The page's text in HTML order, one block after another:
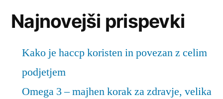
Najnovejši prispevki
Kako je haccp koristen in povezan z celim
podjetjem
Omega 3 – majhen korak za zdravje, velika